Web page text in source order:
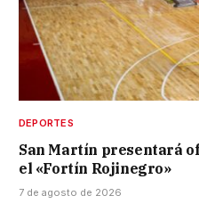
DEPORTES
San Martín presentará
el «Fortín Rojinegro»
7 de agosto de 2026